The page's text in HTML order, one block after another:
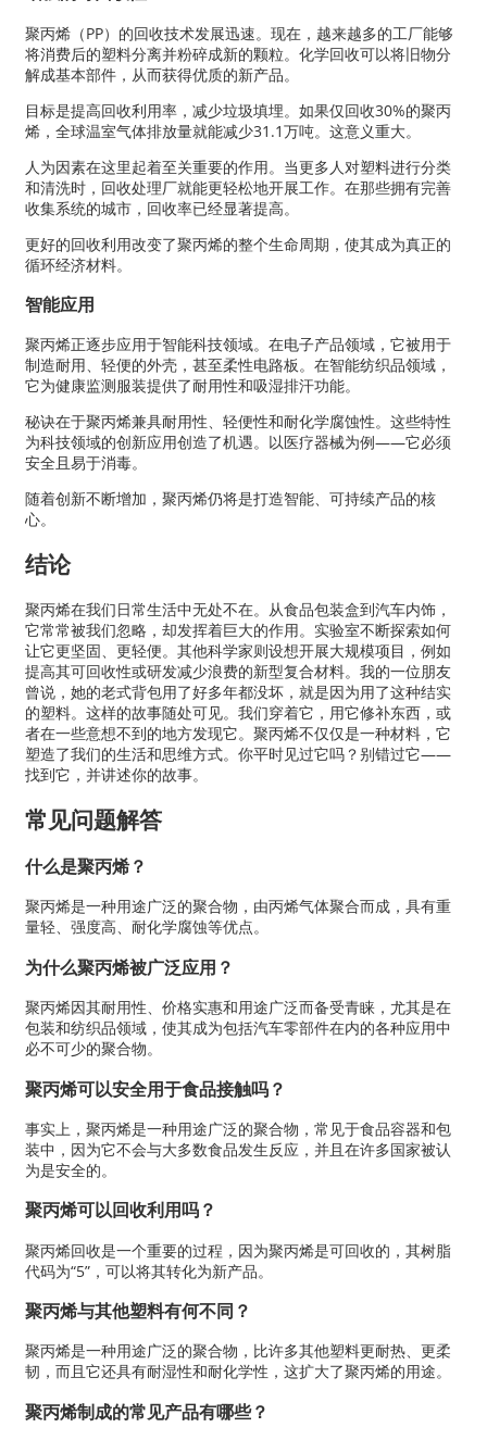
聚丙烯（PP）的回收技术发展迅速。现在，越来越多的工厂能够
将消费后的塑料分离并粉碎成新的颗粒。化学回收可以将旧物分
解成基本部件，从而获得优质的新产品。
目标是提高回收利用率，减少垃圾填埋。如果仅回收30%的聚丙
烯，全球温室气体排放量就能减少31.1万吨。这意义重大。
人为因素在这里起着至关重要的作用。当更多人对塑料进行分类
和清洗时，回收处理厂就能更轻松地开展工作。在那些拥有完善
收集系统的城市，回收率已经显著提高。
更好的回收利用改变了聚丙烯的整个生命周期，使其成为真正的
循环经济材料。
智能应用
聚丙烯正逐步应用于智能科技领域。在电子产品领域，它被用于
制造耐用、轻便的外壳，甚至柔性电路板。在智能纺织品领域，
它为健康监测服装提供了耐用性和吸湿排汗功能。
秘诀在于聚丙烯兼具耐用性、轻便性和耐化学腐蚀性。这些特性
为科技领域的创新应用创造了机遇。以医疗器械为例——它必须
安全且易于消毒。
随着创新不断增加，聚丙烯仍将是打造智能、可持续产品的核
心。
结论
聚丙烯在我们日常生活中无处不在。从食品包装盒到汽车内饰，
它常常被我们忽略，却发挥着巨大的作用。实验室不断探索如何
让它更坚固、更轻便。其他科学家则设想开展大规模项目，例如
提高其可回收性或研​​发减少浪费的新型复合材料。我的一位朋友
曾说，她的老式背包用了好多年都没坏，就是因为用了这种结实
的塑料。这样的故事随处可见。我们穿着它，用它修补东西，或
者在一些意想不到的地方发现它。聚丙烯不仅仅是一种材料，它
塑造了我们的生活和思维方式。你平时见过它吗？别错过它——
找到它，并讲述你的故事。
常见问题解答
什么是聚丙烯？
聚丙烯是一种用途广泛的聚合物，由丙烯气体聚合而成，具有重
量轻、强度高、耐化学腐蚀等优点。
为什么聚丙烯被广泛应用？
聚丙烯因其耐用性、价格实惠和用途广泛而备受青睐，尤其是在
包装和纺织品领域，使其成为包括汽车零部件在内的各种应用中
必不可少的聚合物。
聚丙烯可以安全用于食品接触吗？
事实上，聚丙烯是一种用途广泛的聚合物，常见于食品容器和包
装中，因为它不会与大多数食品发生反应，并且在许多国家被认
为是安全的。
聚丙烯可以回收利用吗？
聚丙烯回收是一个重要的过程，因为聚丙烯是可回收的，其树脂
代码为“5”，可以将其转化为新产品。
聚丙烯与其他塑料有何不同？
聚丙烯是一种用途广泛的聚合物，比许多其他塑料更耐热、更柔
韧，而且它还具有耐湿性和耐化学性，这扩大了聚丙烯的用途。
聚丙烯制成的常见产品有哪些？